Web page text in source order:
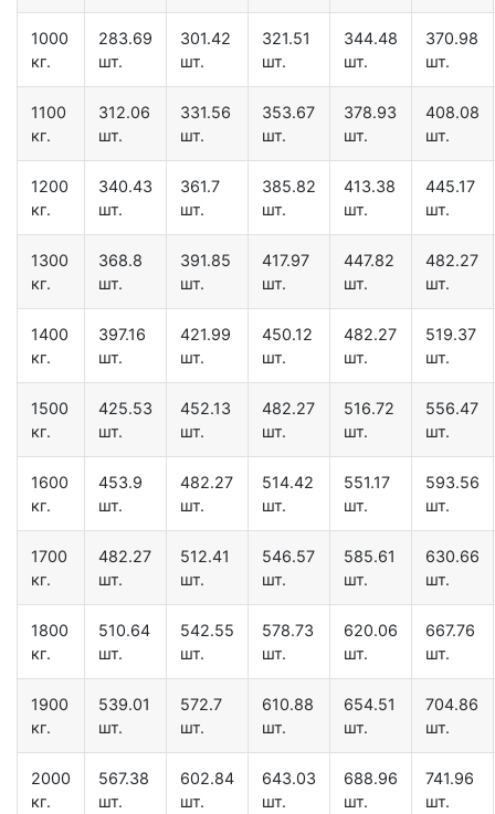
1000
кг.
283.69
шт.
301.42
шт.
321.51
шт.
344.48
шт.
370.98
шт.
1100
кг.
312.06
шт.
331.56
шт.
353.67
шт.
378.93
шт.
408.08
шт.
1200
кг.
340.43
шт.
361.7
шт.
385.82
шт.
413.38
шт.
445.17
шт.
1300
кг.
368.8
шт.
391.85
шт.
417.97
шт.
447.82
шт.
482.27
шт.
1400
кг.
397.16
шт.
421.99
шт.
450.12
шт.
482.27
шт.
519.37
шт.
1500
кг.
425.53
шт.
452.13
шт.
482.27
шт.
516.72
шт.
556.47
шт.
1600
кг.
453.9
шт.
482.27
шт.
514.42
шт.
551.17
шт.
593.56
шт.
1700
кг.
482.27
шт.
512.41
шт.
546.57
шт.
585.61
шт.
630.66
шт.
1800
кг.
510.64
шт.
542.55
шт.
578.73
шт.
620.06
шт.
667.76
шт.
1900
кг.
539.01
шт.
572.7
шт.
610.88
шт.
654.51
шт.
704.86
шт.
2000
кг.
567.38
шт.
602.84
шт.
643.03
шт.
688.96
шт.
741.96
шт.